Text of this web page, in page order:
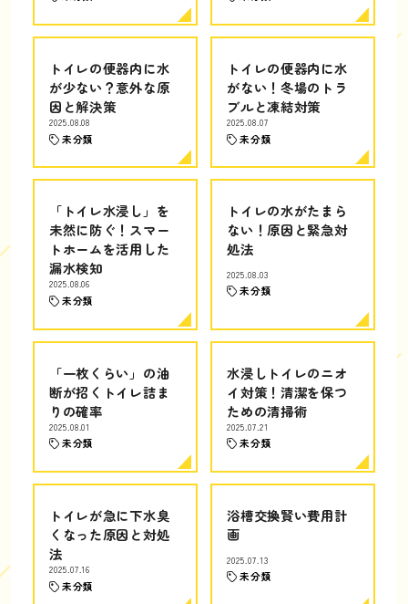
トイレの便器内に水
が少ない？意外な原
因と解決策
2025.08.08
未分類
トイレの便器内に水
がない！冬場のトラ
ブルと凍結対策
2025.08.07
未分類
「トイレ水浸し」を
未然に防ぐ！スマー
トホームを活用した
漏水検知
2025.08.06
未分類
トイレの水がたまら
ない！原因と緊急対
処法
2025.08.03
未分類
「一枚くらい」の油
断が招くトイレ詰ま
りの確率
2025.08.01
未分類
水浸しトイレのニオ
イ対策！清潔を保つ
ための清掃術
2025.07.21
未分類
トイレが急に下水臭
くなった原因と対処
法
2025.07.16
未分類
浴槽交換賢い費用計
画
2025.07.13
未分類